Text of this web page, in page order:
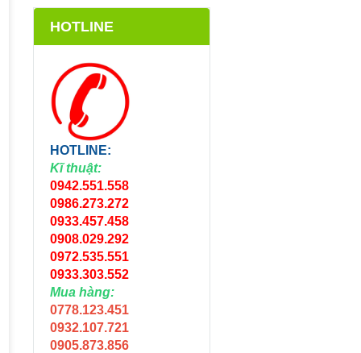
HOTLINE
HOTLINE:
Kĩ thuật:
0942.551.558
0986.273.272
0933.457.458
0908.029.292
0972.535.551
0933.303.552
Mua hàng:
0778.123.451
0932.107.721
0905.873.856